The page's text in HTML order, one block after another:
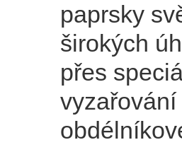
paprsky
širokých
přes